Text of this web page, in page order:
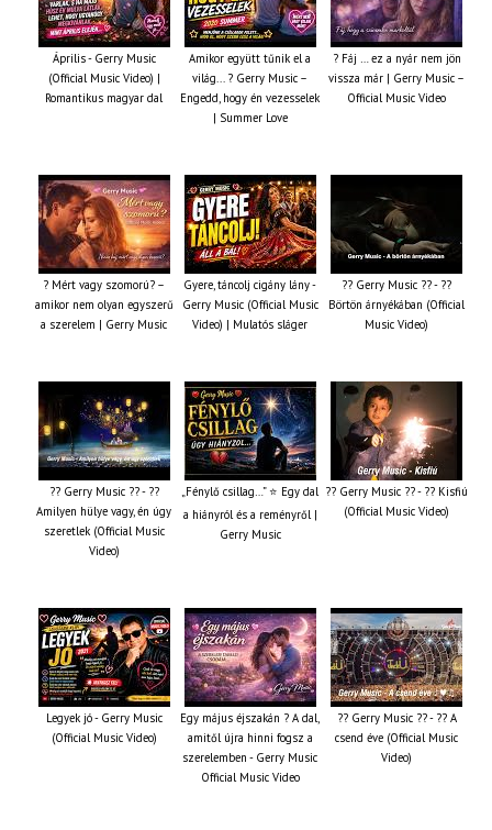
Április - Gerry Music
(Official Music Video) |
Romantikus magyar dal
Amikor együtt tűnik el a
világ... ? Gerry Music –
Engedd, hogy én vezesselek
| Summer Love
? Fáj … ez a nyár nem jön
vissza már | Gerry Music –
Official Music Video
? Mért vagy szomorú? –
amikor nem olyan egyszerű
a szerelem | Gerry Music
Gyere, táncolj cigány lány -
Gerry Music (Official Music
Video) | Mulatós sláger
?? Gerry Music ?? - ??
Börtön árnyékában (Official
Music Video)
?? Gerry Music ?? - ??
Amilyen hülye vagy, én úgy
szeretlek (Official Music
Video)
„Fénylő csillag…” ⭐ Egy dal
a hiányról és a reményről |
Gerry Music
?? Gerry Music ?? - ?? Kisfiú
(Official Music Video)
Legyek jó - Gerry Music
(Official Music Video)
Egy május éjszakán ? A dal,
amitől újra hinni fogsz a
szerelemben - Gerry Music
Official Music Video
?? Gerry Music ?? - ?? A
csend éve (Official Music
Video)